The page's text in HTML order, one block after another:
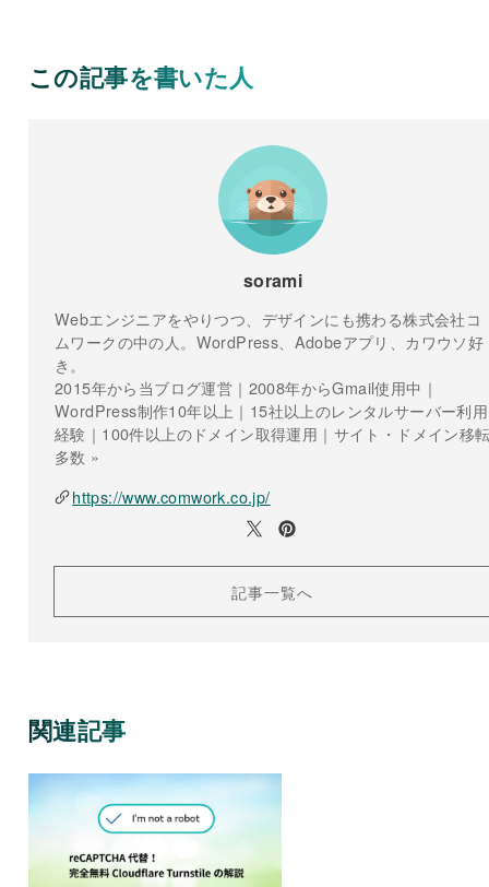
この記事を書いた人
sorami
Webエンジニアをやりつつ、デザインにも携わる株式会社コ
ムワークの中の人。WordPress、Adobeアプリ、カワウソ好
き。
2015年から当ブログ運営｜2008年からGmail使用中｜
WordPress制作10年以上｜15社以上のレンタルサーバー利用
経験｜100件以上のドメイン取得運用｜サイト・ドメイン移
多数 »
https://www.comwork.co.jp/
記事一覧へ
関連記事